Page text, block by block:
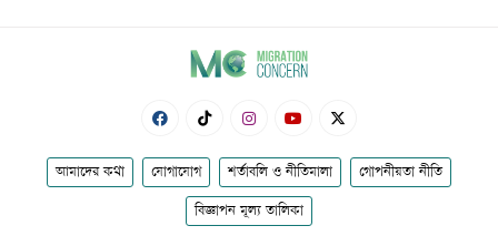
আমাদের কথা যোগাযোগ শর্তাবলি ও নীতিমালা গোপনীয়তা নীতি
বিজ্ঞাপন মূল্য তালিকা